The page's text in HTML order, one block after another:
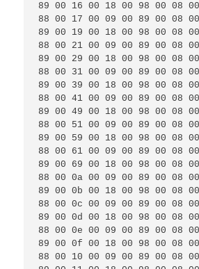
89 00 16 00 18 00 98 00 08
88 00 17 00 09 00 89 00 08
89 00 19 00 18 00 98 00 08
88 00 21 00 09 00 89 00 08
89 00 29 00 18 00 98 00 08
88 00 31 00 09 00 89 00 08
89 00 39 00 18 00 98 00 08
88 00 41 00 09 00 89 00 08
89 00 49 00 18 00 98 00 08
88 00 51 00 09 00 89 00 08
89 00 59 00 18 00 98 00 08
88 00 61 00 09 00 89 00 08
89 00 69 00 18 00 98 00 08
88 00 0a 00 09 00 89 00 08
89 00 0b 00 18 00 98 00 08
88 00 0c 00 09 00 89 00 08
89 00 0d 00 18 00 98 00 08
88 00 0e 00 09 00 89 00 08
89 00 0f 00 18 00 98 00 08
88 00 10 00 09 00 89 00 08